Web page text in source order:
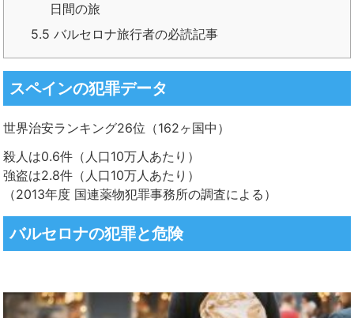
日間の旅
5.5 バルセロナ旅行者の必読記事
スペインの犯罪データ
世界治安ランキング26位（162ヶ国中）
殺人は0.6件（人口10万人あたり）
強盗は2.8件（人口10万人あたり）
（2013年度 国連薬物犯罪事務所の調査による）
バルセロナの犯罪と危険